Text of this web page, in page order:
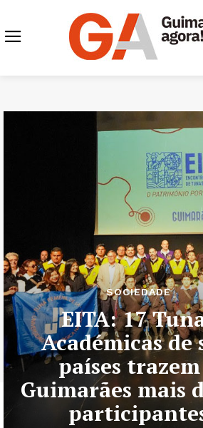
SOCIEDADE
EITA: 17
Académicas de
países
Guimarães mais